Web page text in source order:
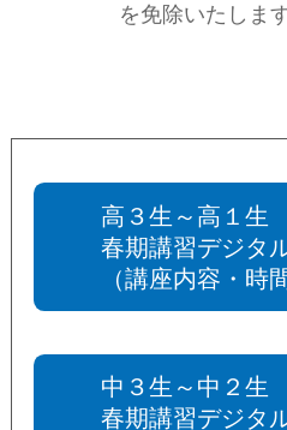
を免除いたします
高３生～高１生
春期講習デジタ
（講座内容・時
中３生～中２生
春期講習デジタ